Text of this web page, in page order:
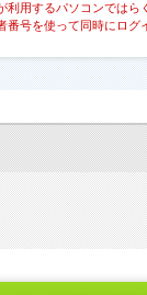
用するパソコンではら
号を使って同時にログ